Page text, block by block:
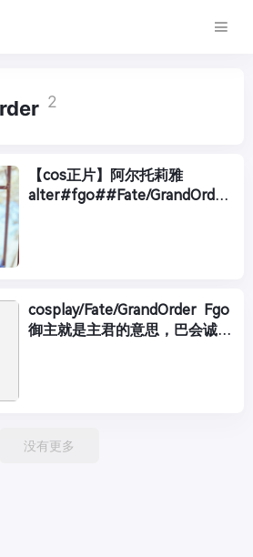
2
【cos正片】阿尔托莉雅
alter#fgo##Fate/GrandOrder
cosplay/Fate/GrandOrder Fgo
御主就是主君的意思，巴会诚挚
没有更多